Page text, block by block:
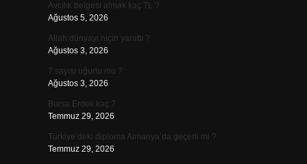
Avcılık belgesi almak kaç TL ?
Ağustos 5, 2026
Allah dünyayı niçin yarattı ?
Ağustos 3, 2026
7 sayısı uğurlu mu ?
Ağustos 3, 2026
Bursa Erdek kaç ?
Temmuz 29, 2026
Türkiye’deki diploma Almanya’da geçerli mi ?
Temmuz 29, 2026